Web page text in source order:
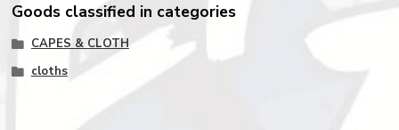
Goods classified in categories
CAPES & CLOTH
cloths